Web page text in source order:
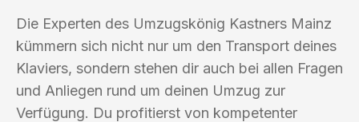
Die Experten des Umzugskönig Kastners Mainz
kümmern sich nicht nur um den Transport deines
Klaviers, sondern stehen dir auch bei allen Fragen
und Anliegen rund um deinen Umzug zur
Verfügung. Du profitierst von kompetenter